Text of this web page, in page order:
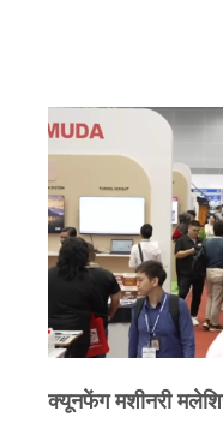
सहयोग का उदाहरण भी